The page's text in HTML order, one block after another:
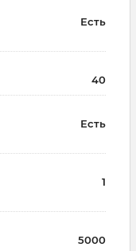
Есть
40
Есть
1
5000